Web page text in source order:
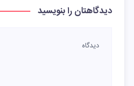
دیدگاهتان را بنویسید